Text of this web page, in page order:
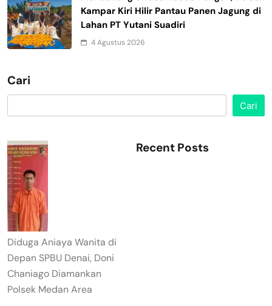
Kampar Kiri Hilir Pantau Panen Jagung di
Lahan PT Yutani Suadiri
4 Agustus 2026
Cari
Cari
Diduga Aniaya Wanita di
Depan SPBU Denai, Doni
Chaniago Diamankan
Polsek Medan Area
Recent Posts